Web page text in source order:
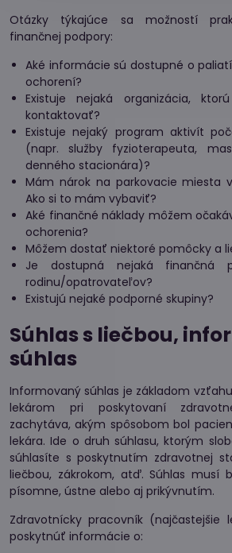
Otázky týkajúce sa možností
finančnej podpory:
Aké informácie sú dostupné o
ochorení?
Existuje nejaká organizácia,
kontaktovať?
Existuje nejaký program aktivít
(napr. služby fyzioterapeuta,
denného stacionára)?
Mám nárok na parkovacie miesta
Ako si to mám vybaviť?
Aké finančné náklady môžem
ochorenia?
Môžem dostať niektoré pomôcky a
Je dostupná nejaká finančná
rodinu/opatrovateľov?
Existujú nejaké podporné skupiny?
Súhlas s liečbou,
súhlas
Informovaný súhlas je základom
lekárom pri poskytovaní
zachytáva, akým spôsobom bol
lekára. Ide o druh súhlasu, ktorým
súhlasíte s poskytnutím zdravotnej
liečbou, zákrokom, atď. Súhlas musí
písomne, ústne alebo aj prikývnutím.
Zdravotnícky pracovník (najčastejšie
poskytnúť informácie o: